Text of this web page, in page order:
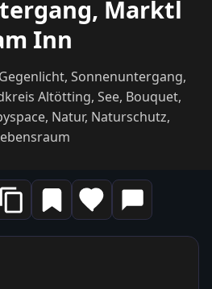
Marktl
Inn
Sonnenuntergang,
Altötting, See, Bouquet,
Natur, Naturschutz,